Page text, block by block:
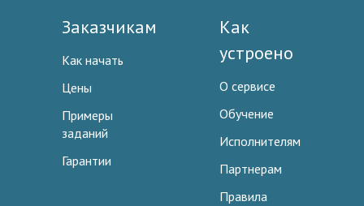
Заказчикам
Как начать
Цены
Примеры
заданий
Гарантии
Как
устроено
О сервисе
Обучение
Исполнителям
Партнерам
Правила